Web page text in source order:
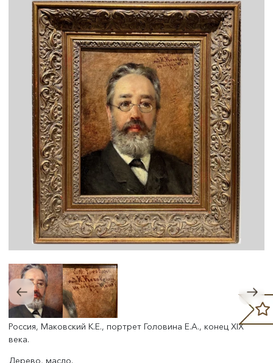
Россия, Маковский К.Е., портрет Головина Е.А., конец XIX
века.
Дерево, масло.